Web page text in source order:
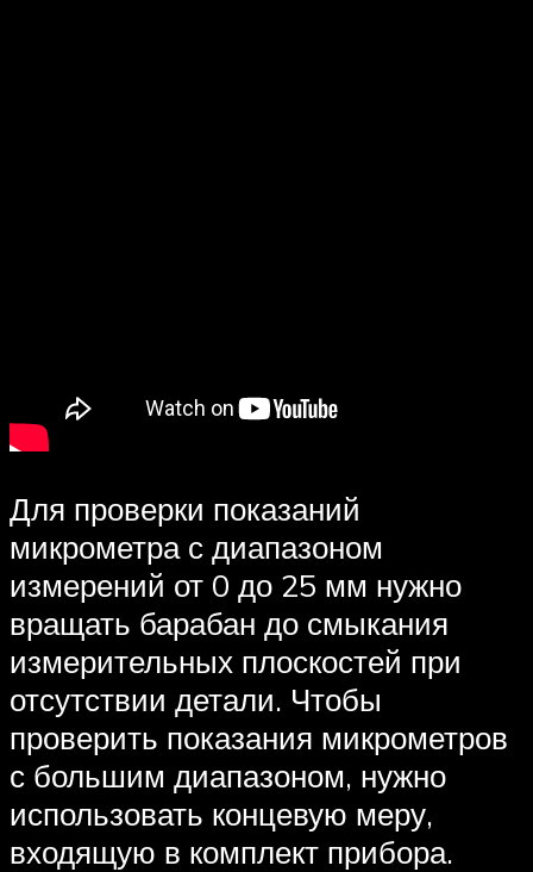
Для проверки показаний
микрометра с диапазоном
измерений от 0 до 25 мм нужно
вращать барабан до смыкания
измерительных плоскостей при
отсутствии детали. Чтобы
проверить показания микрометров
с большим диапазоном, нужно
использовать концевую меру,
входящую в комплект прибора.